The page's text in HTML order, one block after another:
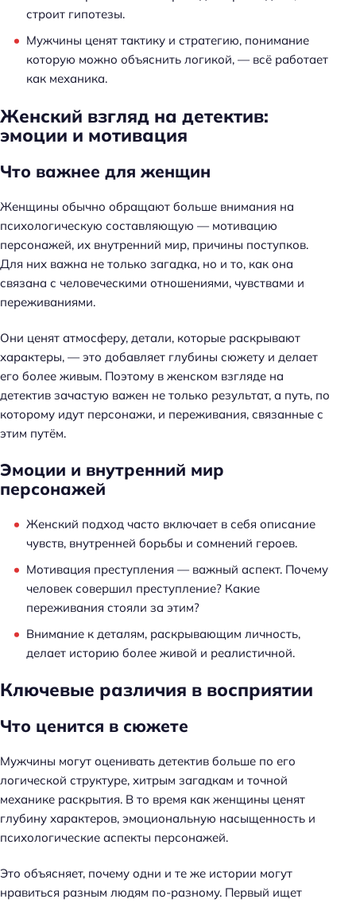
строит гипотезы.
Мужчины ценят тактику и стратегию, понимание
которую можно объяснить логикой, — всё работает
как механика.
Женский взгляд на детектив:
эмоции и мотивация
Что важнее для женщин
Женщины обычно обращают больше внимания на
психологическую составляющую — мотивацию
персонажей, их внутренний мир, причины поступков.
Для них важна не только загадка, но и то, как она
связана с человеческими отношениями, чувствами и
переживаниями.
Они ценят атмосферу, детали, которые раскрывают
характеры, — это добавляет глубины сюжету и делает
его более живым. Поэтому в женском взгляде на
детектив зачастую важен не только результат, а путь, по
которому идут персонажи, и переживания, связанные с
этим путём.
Эмоции и внутренний мир
персонажей
Женский подход часто включает в себя описание
чувств, внутренней борьбы и сомнений героев.
Мотивация преступления — важный аспект. Почему
человек совершил преступление? Какие
переживания стояли за этим?
Внимание к деталям, раскрывающим личность,
делает историю более живой и реалистичной.
Ключевые различия в восприятии
Что ценится в сюжете
Мужчины могут оценивать детектив больше по его
логической структуре, хитрым загадкам и точной
механике раскрытия. В то время как женщины ценят
глубину характеров, эмоциональную насыщенность и
психологические аспекты персонажей.
Это объясняет, почему одни и те же истории могут
нравиться разным людям по-разному. Первый ищет